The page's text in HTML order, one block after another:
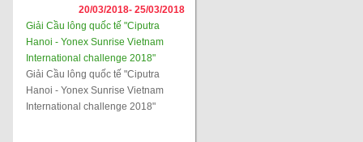
20/03/2018- 25/03/2018
Giải Cầu lông quốc tế "Ciputra
Hanoi - Yonex Sunrise Vietnam
International challenge 2018"
Giải Cầu lông quốc tế "Ciputra
Hanoi - Yonex Sunrise Vietnam
International challenge 2018"